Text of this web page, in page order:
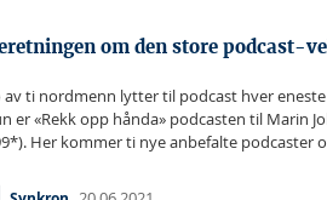
om den store podcast-
av ti nordmenn lytter til podcast hver
er «Rekk opp hånda» podcasten til Marin
Her kommer ti nye anbefalte podcaster